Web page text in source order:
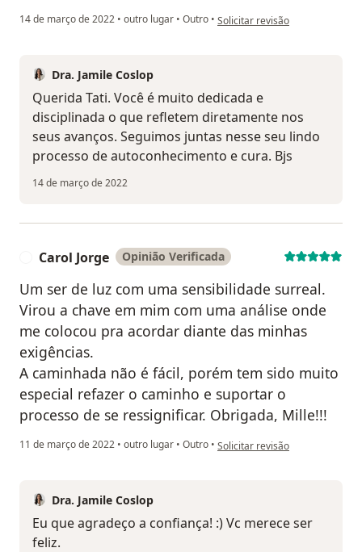
14 de março de 2022 • outro lugar • Outro • na opinião do utilizador Tatiane
Solicitar revisão
Dra. Jamile Coslop
Querida Tati. Você é muito dedicada e
disciplinada o que refletem diretamente nos
seus avanços. Seguimos juntas nesse seu lindo
processo de autoconhecimento e cura. Bjs
14 de março de 2022
Carol Jorge Opinião Verificada
Um ser de luz com uma sensibilidade surreal.
Virou a chave em mim com uma análise onde
me colocou pra acordar diante das minhas
exigências.
A caminhada não é fácil, porém tem sido muito
especial refazer o caminho e suportar o
processo de se ressignificar. Obrigada, Mille!!!
11 de março de 2022 • outro lugar • Outro • na opinião do utilizador Carol
Solicitar revisão
Dra. Jamile Coslop
Eu que agradeço a confiança! :) Vc merece ser
feliz.